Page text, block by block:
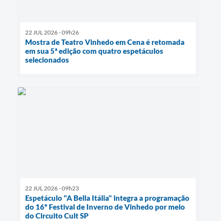
22 JUL 2026 - 09h26
Mostra de Teatro Vinhedo em Cena é retomada
em sua 5ª edição com quatro espetáculos
selecionados
22 JUL 2026 - 09h23
Espetáculo "A Bella Itália" integra a programação
do 16º Festival de Inverno de Vinhedo por meio
do Circuito Cult SP